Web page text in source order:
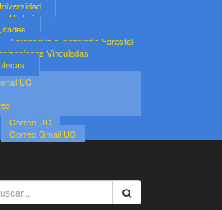
Historia
Agronomía e Ingeniería Forestal
Vinculadas
UC
Correo UC
Correo Gmail UC